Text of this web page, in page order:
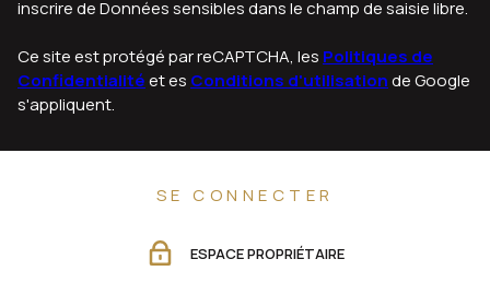
inscrire de Données sensibles dans le champ de saisie libre.
Ce site est protégé par reCAPTCHA, les Politiques de
Confidentialitéet es Conditions d'utilisationde Google
s'appliquent.
SE CONNECTER
ESPACE PROPRIÉTAIRE